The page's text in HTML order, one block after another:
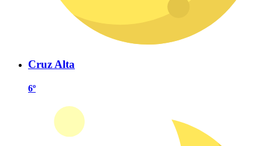
Cruz Alta
6º